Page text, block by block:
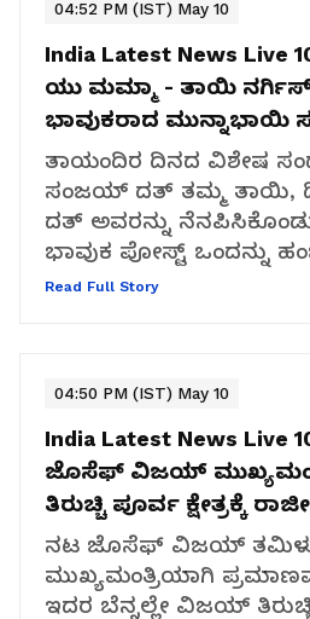
04:52 PM (IST) May 10
India Latest News Live
ಯು ಮಮ್ಮಾ - ತಾಯಿ ನರ್ಗಿಸ್
ಭಾವುಕರಾದ
ತಾಯಂದಿರ ದಿನದ ವಿಶೇಷ
ಸಂಜಯ್ ದತ್ ತಮ್ಮ ತಾಯಿ,
ದತ್ ಅವರನ್ನು
ಭಾವುಕ ಪೋಸ್ಟ್ ಒಂದನ್ನು
Read Full Story
04:50 PM (IST) May 10
India Latest News Live
ಜೊಸೆಫ್ ವಿಜಯ್
ತಿರುಚ್ಚಿ ಪೂರ್ವ ಕ್ಷೇತ್ರಕ್ಕೆ
ನಟ ಜೊಸೆಫ್ ವಿಜಯ್
ಮುಖ್ಯಮಂತ್ರಿಯಾಗಿ
ಇದರ ಬೆನ್ನಲ್ಲೇ ವಿಜಯ್ ತಿರುಚ್ಚಿ